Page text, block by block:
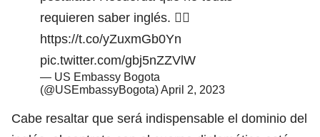
requieren saber inglés. 👇🏾
https://t.co/yZuxmGb0Yn
pic.twitter.com/gbj5nZZVlW
— US Embassy Bogota
(@USEmbassyBogota)April 2, 2023
Cabe resaltar que será indispensable el dominio del